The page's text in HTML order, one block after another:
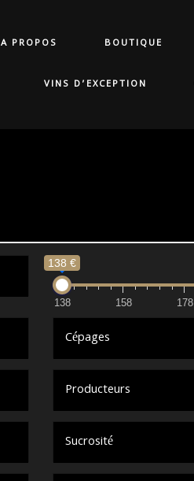
A PROPOS BOUTIQUE
VINS D’EXCEPTION
138 €
138 158 178
Cépages
Producteurs
Sucrosité